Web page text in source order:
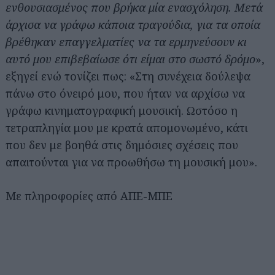
ενθουσιασμένος που βρήκα μία ενασχόληση. Μετά
άρχισα να γράφω κάποια τραγούδια, για τα οποία
βρέθηκαν επαγγελματίες να τα ερμηνεύσουν κι
αυτό μου επιβεβαίωσε ότι είμαι στο σωστό δρόμο»,
εξηγεί ενώ τονίζει πως: «Στη συνέχεια δούλεψα
πάνω στο όνειρό μου, που ήταν να αρχίσω να
γράφω κινηματογραφική μουσική. Ωστόσο η
τετραπληγία μου με κρατά απομονωμένο, κάτι
που δεν με βοηθά στις δημόσιες σχέσεις που
απαιτούνται για να προωθήσω τη μουσική μου».
Με πληροφορίες από ΑΠΕ-ΜΠΕ